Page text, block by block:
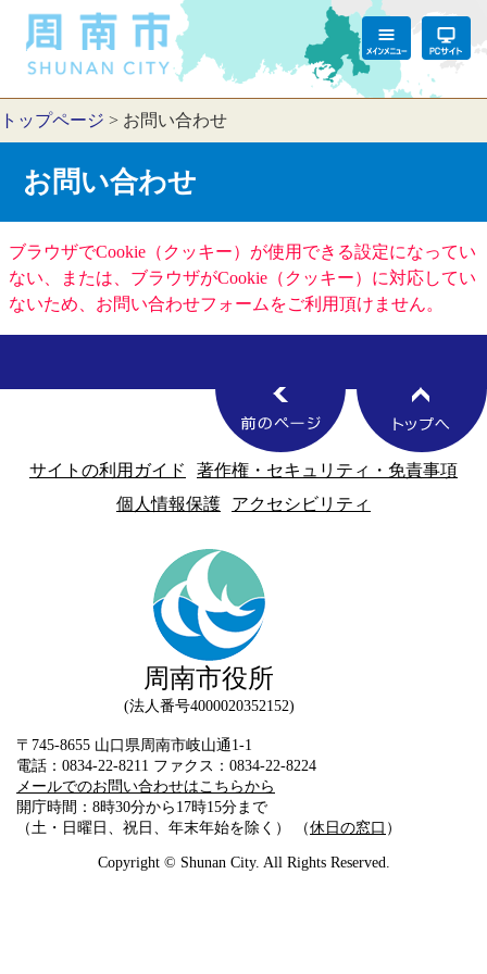
トップページ > お問い合わせ
お問い合わせ
ブラウザでCookie（クッキー）が使用できる設定になってい
ない、または、ブラウザがCookie（クッキー）に対応してい
ないため、お問い合わせフォームをご利用頂けません。
サイトの利用ガイド
著作権・セキュリティ・免責事項
個人情報保護
アクセシビリティ
周南市役所
法人番号4000020352152
〒745-8655 山口県周南市岐山通1-1
電話：0834-22-8211 ファクス：0834-22-8224
メールでのお問い合わせはこちらから
開庁時間：8時30分から17時15分まで
（土・日曜日、祝日、年末年始を除く） （休日の窓口 ）
Copyright © Shunan City. All Rights Reserved.